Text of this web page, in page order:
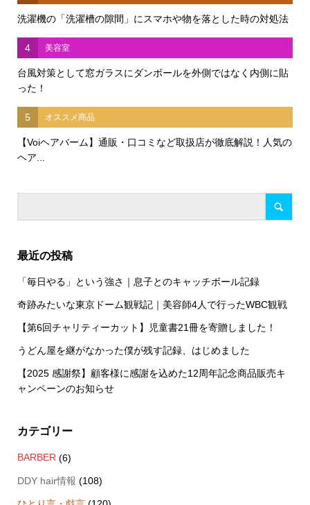
洗濯機の「洗濯槽の隙間」にスマホや物を落とした時の対処法
4 美容室
台風対策として窓ガラスにダンボールを外側ではなく内側に貼
った！
5 オススメ商品
【Voiヘアバーム】通販・口コミなど取扱店が徹底解説！人気の
ヘア...
最近の投稿
「毎日やる」という強さ｜息子とのキャッチボール記録
奇跡みたいな東京ドーム観戦記｜美容師4人で行ったWBC観戦
【第6回チャリティーカット】児童書21冊を寄贈しました！
うどん屋を継がなかった僕が残す記録、はじめました
【2025 感謝祭】顧客様に感謝を込めた12周年記念商品販売キ
ャンペーンのお知らせ
カテゴリー
BARBER(6)
DDY hair情報 (108)